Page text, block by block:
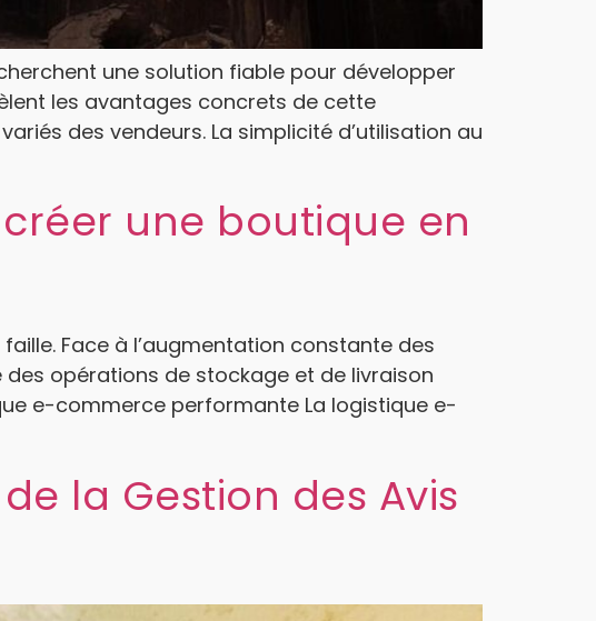
une solution fiable pour développer
les avantages concrets de cette
des vendeurs. La simplicité d’utilisation au
une boutique en
Face à l’augmentation constante des
opérations de stockage et de livraison
e-commerce performante La logistique e-
la Gestion des Avis